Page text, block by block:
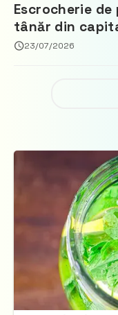
Escrocherie de
tânăr din
închisoare
23/07/2026